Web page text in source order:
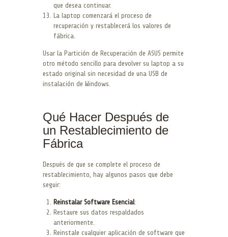
que desea continuar.
La laptop comenzará el proceso de
recuperación y restablecerá los valores de
fábrica.
Usar la Partición de Recuperación de ASUS permite
otro método sencillo para devolver su laptop a su
estado original sin necesidad de una USB de
instalación de Windows.
Qué Hacer Después de
un Restablecimiento de
Fábrica
Después de que se complete el proceso de
restablecimiento, hay algunos pasos que debe
seguir:
Reinstalar Software Esencial:
Restaure sus datos respaldados
anteriormente.
Reinstale cualquier aplicación de software que